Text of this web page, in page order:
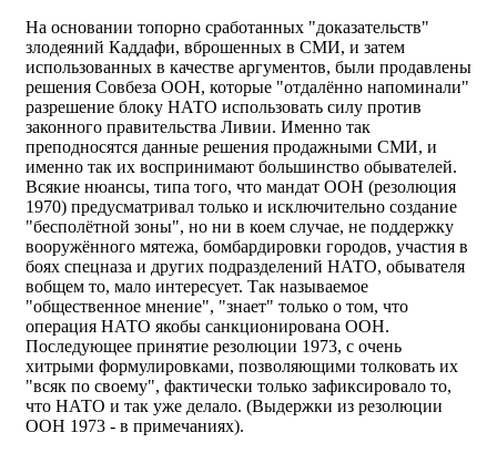
На основании топорно сработанных "доказательств"
злодеяний Каддафи, вброшенных в СМИ, и затем
использованных в качестве аргументов, были продавлены
решения Совбеза ООН, которые "отдалённо напоминали"
разрешение блоку НАТО использовать силу против
законного правительства Ливии. Именно так
преподносятся данные решения продажными СМИ, и
именно так их воспринимают большинство обывателей.
Всякие нюансы, типа того, что мандат ООН (резолюция
1970) предусматривал только и исключительно создание
"бесполётной зоны", но ни в коем случае, не поддержку
вооружённого мятежа, бомбардировки городов, участия в
боях спецназа и других подразделений НАТО, обывателя
вобщем то, мало интересует. Так называемое
"общественное мнение", "знает" только о том, что
операция НАТО якобы санкционирована ООН.
Последующее принятие резолюции 1973, с очень
хитрыми формулировками, позволяющими толковать их
"всяк по своему", фактически только зафиксировало то,
что НАТО и так уже делало. (Выдержки из резолюции
ООН 1973 - в примечаниях).